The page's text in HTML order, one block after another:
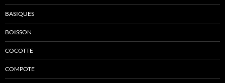
BASIQUES
BOISSON
COCOTTE
COMPOTE